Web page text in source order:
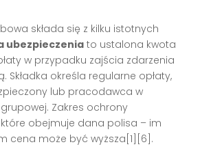
składa się z kilku istotnych
ubezpieczeniato ustalona kwota
w przypadku zajścia zdarzenia
Składka określa regularne opłaty,
lub pracodawca w
Zakres ochrony
które obejmuje dana polisa – im
cena może być wyższa[1][6].